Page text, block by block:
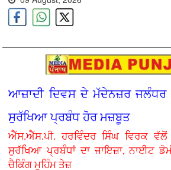
ਆਜ਼ਾਦੀ ਦਿਵਸ ਦੇ ਮੱਦੇਨਜ਼ਰ ਜਲੰਧਰ
ਸੁਰੱਖਿਆ ਪ੍ਰਬੰਧ ਹੋਰ ਮਜ਼ਬੂਤ
ਐੱਸ.ਐੱਸ.ਪੀ. ਹਰਵਿੰਦਰ ਸਿੰਘ ਵਿਰਕ ਵੱਲੋਂ
ਸੁਰੱਖਿਆ ਪ੍ਰਬੰਧਾਂ ਦਾ ਜਾਇਜ਼ਾ, ਨਾਈਟ
ਚੈਕਿੰਗ ਮੁਹਿੰਮ ਤੇਜ਼